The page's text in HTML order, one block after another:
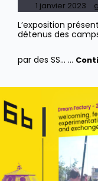
Posted
1 janvier 2023
L’exposition
détenus des
par des SS… …